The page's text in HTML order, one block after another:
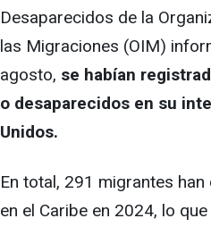
Desaparecidos de la
las Migraciones (OIM)
agosto, se habían
o desaparecidos en su
Unidos.
En total, 291 migrantes
en el Caribe en 2024, lo